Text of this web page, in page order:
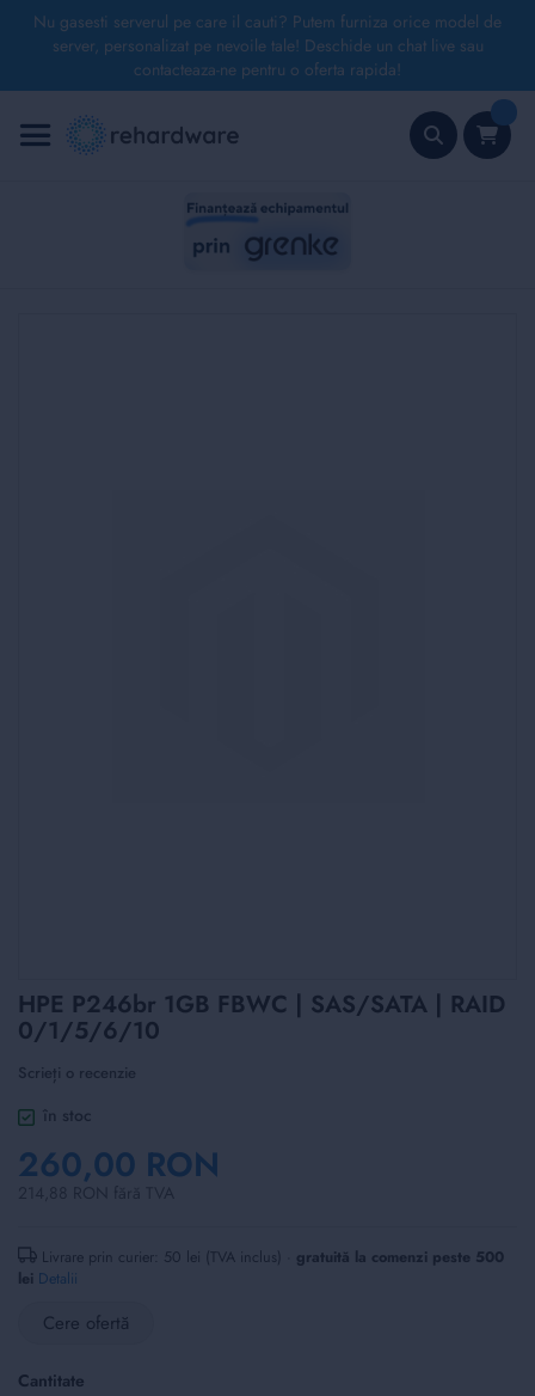
Nu gasesti serverul pe care il cauti? Putem furniza orice model de
server, personalizat pe nevoile tale! Deschide un chat live sau
contacteaza-ne pentru o oferta rapida!
la
Conținut
Skip
to
the
beginning
of
the
images
gallery
HPE P246br 1GB FBWC | SAS/SATA | RAID
0/1/5/6/10
Scrieți o recenzie
în stoc
260,00 RON
Livrare prin curier: 50 lei (TVA inclus) · gratuită la comenzi peste 500
lei Detalii
Cere ofertă
Cantitate